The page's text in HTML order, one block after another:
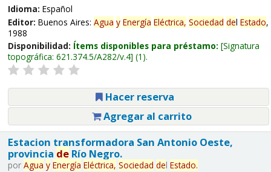
Idioma: Español
Editor: Buenos Aires: Agua y Energía Eléctrica, Sociedad del Estado,
1988
Disponibilidad: Ítems disponibles para préstamo: Signatura
topográfica: 621.374.5/A282/v.4 (1).
Hacer reserva
Agregar al carrito
Estacion transformadora San Antonio Oeste,
provincia deRío Negro.
por Agua y Energía Eléctrica, Sociedad del Estado.